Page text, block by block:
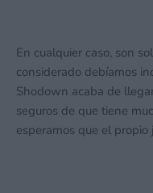
En cualquier caso, son
considerado debíamos
Shodown acaba de
seguros de que tiene
esperamos que el propio